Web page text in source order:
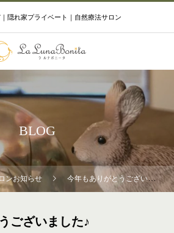
隠れ家プライベート｜自然療法サロン
BLOG
ンお知らせ 今年もありがとうございました♪
ございました♪